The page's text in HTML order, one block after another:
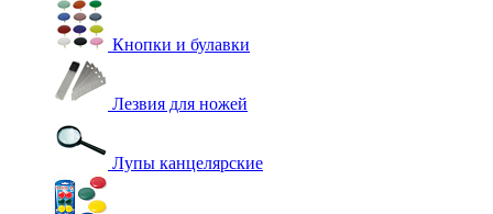
Кнопки и булавки
Лезвия для ножей
Лупы канцелярские